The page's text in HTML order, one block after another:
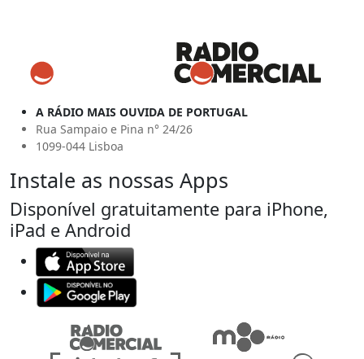
A RÁDIO MAIS OUVIDA DE PORTUGAL
Rua Sampaio e Pina n° 24/26
1099-044 Lisboa
Instale as nossas Apps
Disponível gratuitamente para iPhone,
iPad e Android